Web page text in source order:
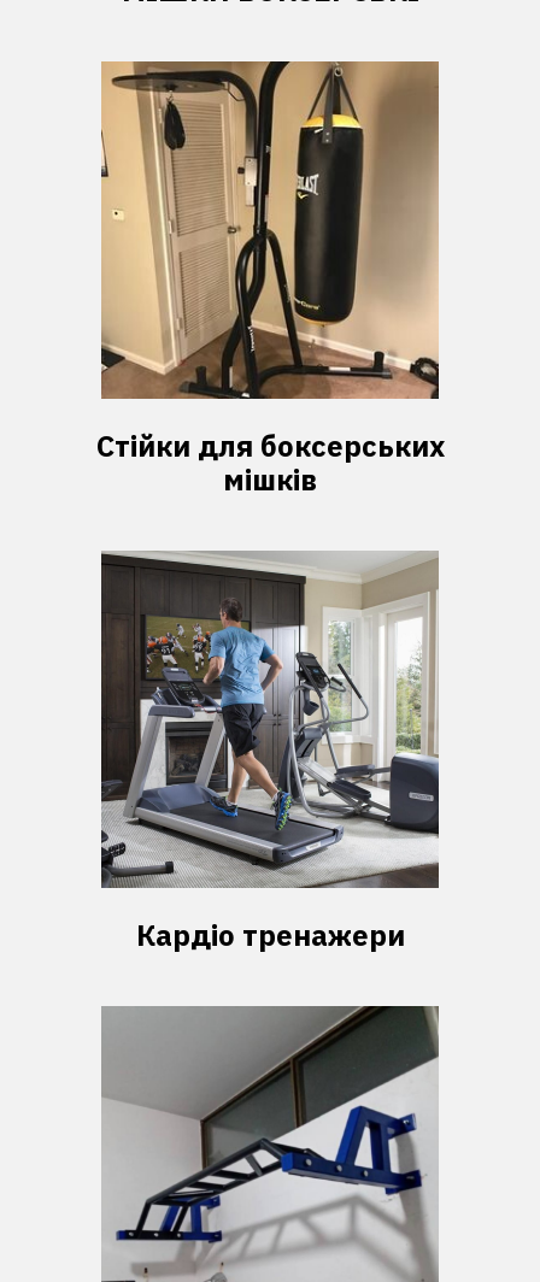
Стійки для боксерських
мішків
Кардіо тренажери